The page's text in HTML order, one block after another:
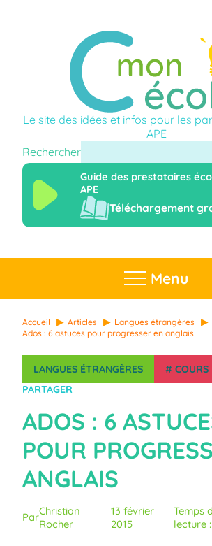
Le site des idées et infos pour les
APE
Rechercher
Guide des prestataires
APE
Téléchargement
Menu
Accueil Articles
Langues étrangères
Ados : 6 astuces pour progresser en anglais
LANGUES ÉTRANGÈRES # COURS
PARTAGER
ADOS : 6
POUR
ANGLAIS
ParChristian
Rocher
13 février
2015
Temps
lecture :